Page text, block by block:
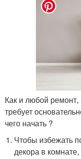
Как и любой ремонт,
требует
чего начать ?
Чтобы избежать
декора в